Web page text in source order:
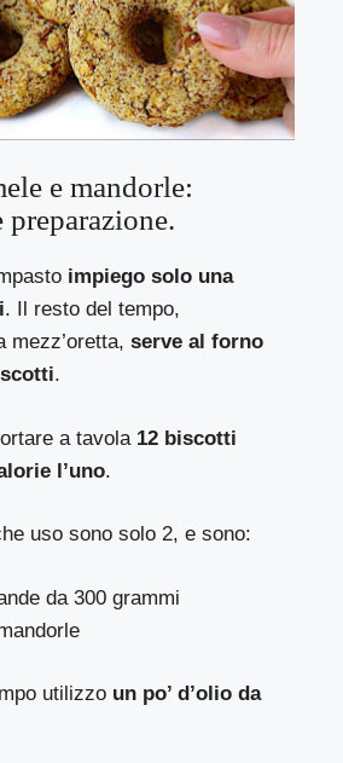
e mandorle:
impiego solo una
. Il resto del tempo,
mezz’oretta,serve al forno
.
a tavola12 biscotti
l’uno.
uso sono solo 2, e sono:
da 300 grammi
utilizzo un po’ d’olio da